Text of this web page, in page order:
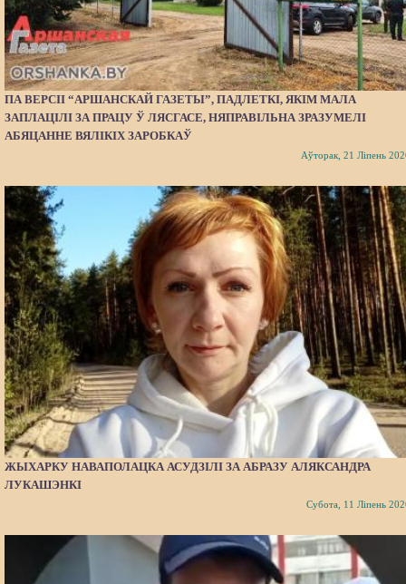
ПА ВЕРСІІ “АРШАНСКАЙ ГАЗЕТЫ”, ПАДЛЕТКІ, ЯКІМ МАЛА
ЗАПЛАЦІЛІ ЗА ПРАЦУ Ў ЛЯСГАСЕ, НЯПРАВІЛЬНА ЗРАЗУМЕЛІ
АБЯЦАННЕ ВЯЛІКІХ ЗАРОБКАЎ
Аўторак, 21 Ліпень
ЖЫХАРКУ НАВАПОЛАЦКА АСУДЗІЛІ ЗА АБРАЗУ АЛЯКСАНДРА
ЛУКАШЭНКІ
Субота, 11 Ліпень